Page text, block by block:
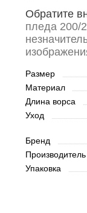
Обратите
пледа 200/
Размер
Материал
Длина ворса
Уход
Бренд
Производитель
Упаковка